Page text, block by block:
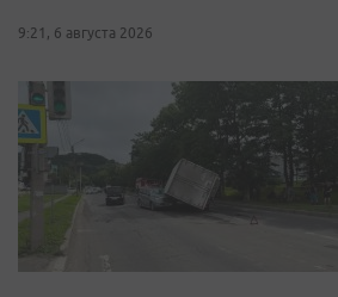
9:21, 6 августа 2026